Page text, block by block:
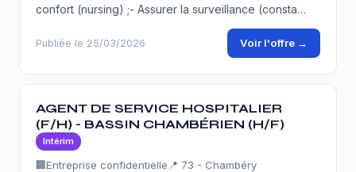
confort (nursing) ;- Assurer la surveillance (consta…
Publiée le 25/03/2026 Voir l'offre →
AGENT DE SERVICE HOSPITALIER
(F/H) - BASSIN CHAMBÉRIEN (H/F)
Intérim
🏢Entreprise confidentielle 📍 73 - Chambéry